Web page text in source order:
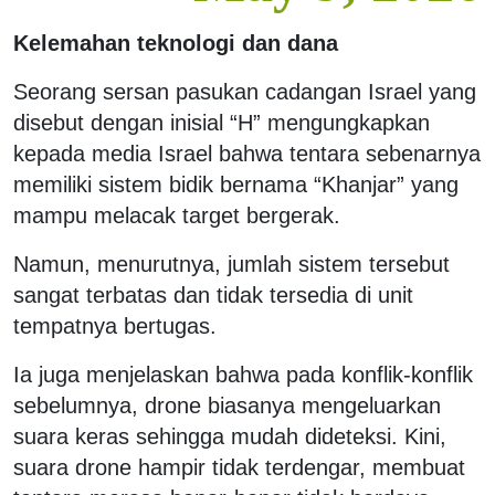
Kelemahan teknologi dan dana
Seorang sersan pasukan cadangan Israel yang
disebut dengan inisial “H” mengungkapkan
kepada media Israel bahwa tentara sebenarnya
memiliki sistem bidik bernama “Khanjar” yang
mampu melacak target bergerak.
Namun, menurutnya, jumlah sistem tersebut
sangat terbatas dan tidak tersedia di unit
tempatnya bertugas.
Ia juga menjelaskan bahwa pada konflik-konflik
sebelumnya, drone biasanya mengeluarkan
suara keras sehingga mudah dideteksi. Kini,
suara drone hampir tidak terdengar, membuat